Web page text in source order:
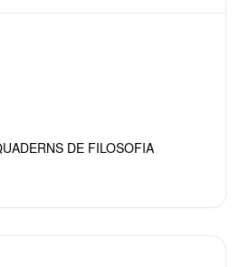
DE FILOSOFIA